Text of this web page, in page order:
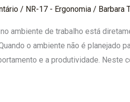
/ NR-17 - Ergonomia/ Barbara
ambiente de trabalho está
o ambiente não é planejado
e a produtividade. Neste